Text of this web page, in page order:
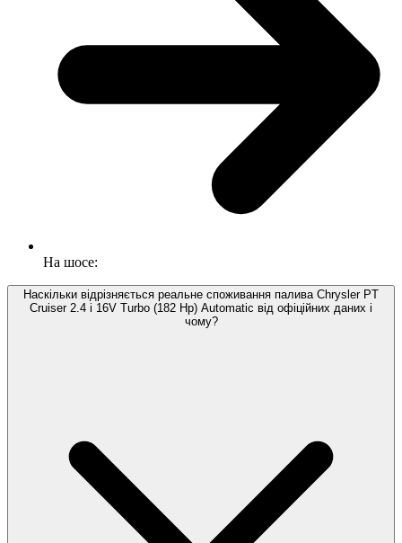
На шосе:
Наскільки відрізняється реальне споживання палива Chrysler PT
Cruiser 2.4 i 16V Turbo (182 Hp) Automatic від офіційних даних і
чому?